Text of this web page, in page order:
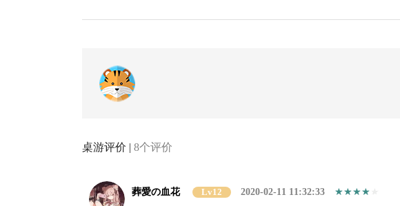
桌游评价 | 8个评价
葬愛の血花 Lv12
2020-02-11 11:32:33